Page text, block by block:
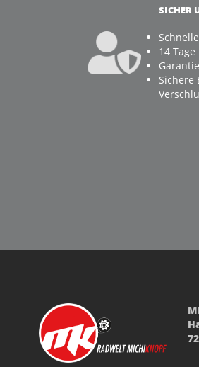
SICHER
14
Sichere